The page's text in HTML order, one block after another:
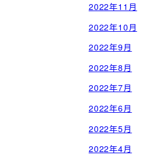
2022年11月
2022年10月
2022年9月
2022年8月
2022年7月
2022年6月
2022年5月
2022年4月